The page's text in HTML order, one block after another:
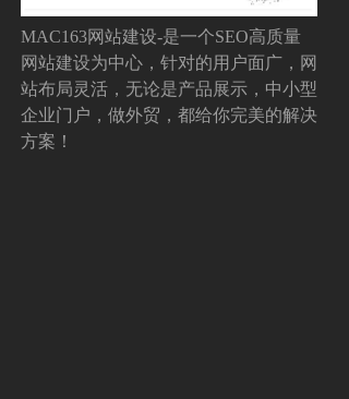
MAC163网站建设-是一个SEO高质量
网站建设为中心，针对的用户面广，网
站布局灵活，无论是产品展示，中小型
企业门户，做外贸，都给你完美的解决
方案！